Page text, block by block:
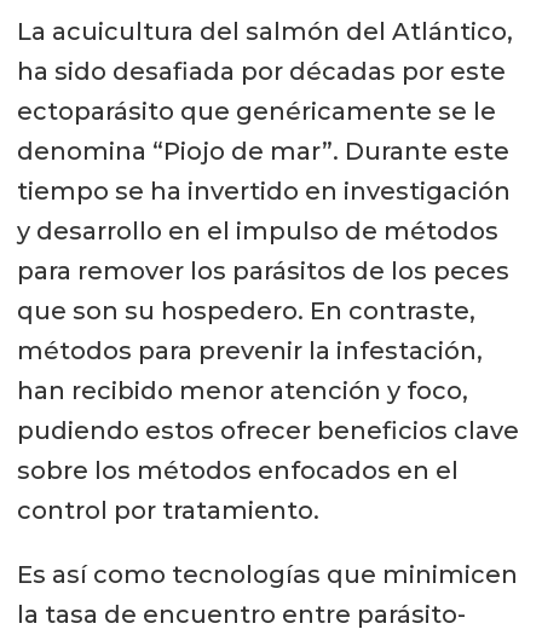
La acuicultura del salmón del Atlántico,
ha sido desafiada por décadas por este
ectoparásito que genéricamente se le
denomina “Piojo de mar”. Durante este
tiempo se ha invertido en investigación
y desarrollo en el impulso de métodos
para remover los parásitos de los peces
que son su hospedero. En contraste,
métodos para prevenir la infestación,
han recibido menor atención y foco,
pudiendo estos ofrecer beneficios clave
sobre los métodos enfocados en el
control por tratamiento.
Es así como tecnologías que minimicen
la tasa de encuentro entre parásito-